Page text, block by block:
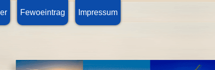
Fewoeintrag Impressum